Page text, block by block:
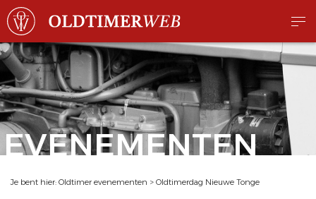
EVENEMENTEN
Je bent hier: Oldtimer evenementen > Oldtimerdag Nieuwe Tonge